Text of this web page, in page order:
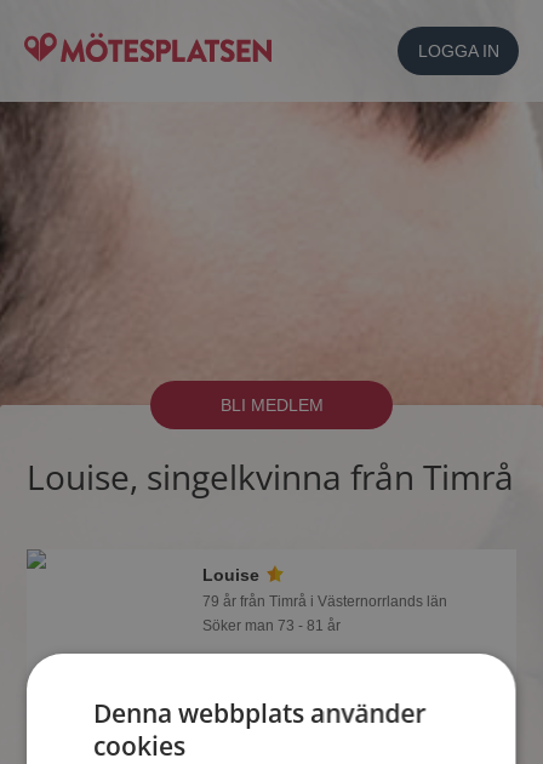
LOGGA IN
BLI MEDLEM
Louise, singelkvinna från Timrå
Louise
79 år från Timrå i Västernorrlands län
Söker man 73 - 81 år
Mötesplatsen, sen kan du lära dig allt
om Louise.
Denna webbplats använder
cookies